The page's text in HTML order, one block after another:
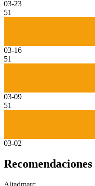
03-23
51
03-16
51
03-09
51
03-02
Recomendaciones
Altadmarc